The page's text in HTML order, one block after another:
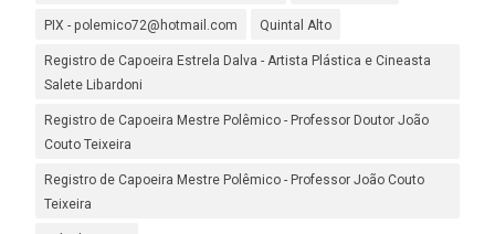
PIX - polemico72@hotmail.com Quintal Alto
Registro de Capoeira Estrela Dalva - Artista Plástica e Cineasta
Salete Libardoni
Registro de Capoeira Mestre Polêmico - Professor Doutor João
Couto Teixeira
Registro de Capoeira Mestre Polêmico - Professor João Couto
Teixeira